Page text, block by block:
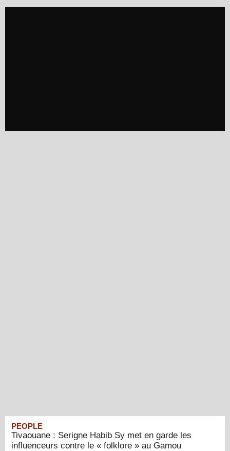
PEOPLE
Tivaouane : Serigne Habib Sy met en garde les
influenceurs contre le « folklore » au Gamou